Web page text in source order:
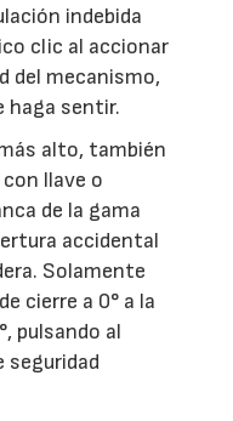
indebida
clic al accionar
del mecanismo,
haga sentir.
alto, también
llave o
de la gama
accidental
Solamente
cierre a 0° a la
pulsando al
seguridad